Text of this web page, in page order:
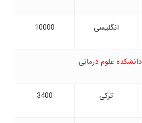
10000 انگلیسی
دانشکده علوم درمانی
3400 ترکی